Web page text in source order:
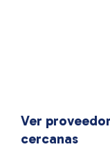
Ver
cercanas